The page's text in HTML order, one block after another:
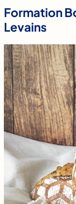
Formation
Levains